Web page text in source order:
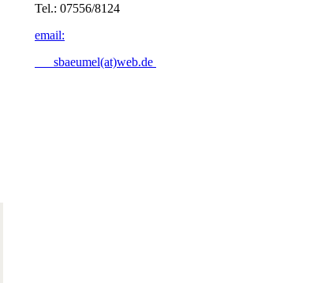
Tel.: 07556/8124
email:
sbaeumel(at)web.de